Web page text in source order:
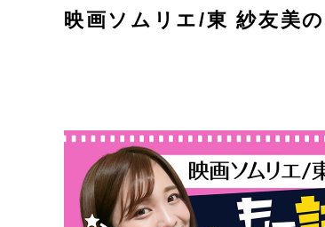
映画ソムリエ/東 紗友美